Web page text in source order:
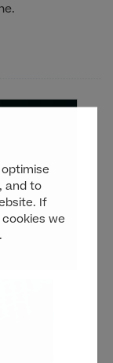
and to
If
we
.